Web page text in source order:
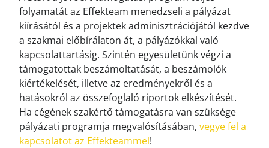
folyamatát az Effekteam menedzseli a pályázat
kiírásától és a projektek adminisztrációjától kezdve
a szakmai előbírálaton át, a pályázókkal való
kapcsolattartásig. Szintén egyesületünk végzi a
támogatottak beszámoltatását, a beszámolók
kiértékelését, illetve az eredményekről és a
hatásokról az összefoglaló riportok elkészítését.
Ha cégének szakértő támogatásra van szüksége
pályázati programja megvalósításában,vegye fel a
kapcsolatot az Effekteammel!